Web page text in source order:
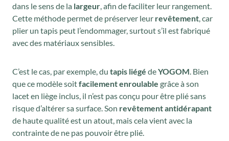
dans le sens de la largeur , afin de faciliter leur rangement.
Cette méthode permet de préserver leur revêtement , car
plier un tapis peut l’endommager, surtout s’il est fabriqué
avec des matériaux sensibles.
C’est le cas, par exemple, du tapis liégé deYOGOM . Bien
que ce modèle soitfacilement enroulable grâce à son
lacet en liège inclus, il n’est pas conçu pour être plié sans
risque d’altérer sa surface. Son revêtement antidérapant
de haute qualité est un atout, mais cela vient avec la
contrainte de ne pas pouvoir être plié.